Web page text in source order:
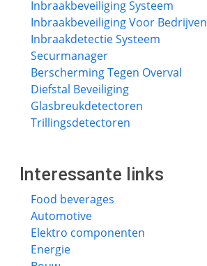
Inbraakbeveiliging Systeem
Inbraakbeveiliging Voor Bedrijven
Inbraakdetectie Systeem
Securmanager
Berscherming Tegen Overval
Diefstal Beveiliging
Glasbreukdetectoren
Trillingsdetectoren
Interessante links
Food beverages
Automotive
Elektro componenten
Energie